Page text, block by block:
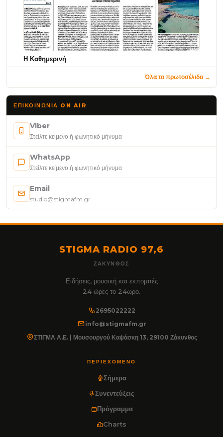
Η Καθημερινή
Όλα τα πρωτοσέλιδα →
ΕΠΙΚΟΙΝΩΝΊΑ ON AIR
Viber
Στείλτε κείμενο ή φωνητικό μήνυμα
WhatsApp
Στείλτε κείμενο ή φωνητικό μήνυμα
Email
studio@stigmafm.gr
STIGMA RADIO 97,6
ΖΆΚΥΝΘΟΣ
Ειδήσεις, μουσική και εκπομπές
24 ώρες το 24ωρο.
2695022222
info@stigmafm.gr
ΣΤΙΓΜΑ Α.Ε. | Μουσουργού Καψάσκη 13, 29100 Ζάκυνθος
ΠΕΡΙΕΧΌΜΕΝΟ
Σήμερα
Συνεντεύξεις
Πρόγραμμα
Charts